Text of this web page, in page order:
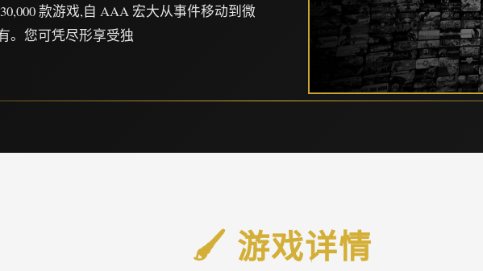
款游戏,自 AAA 宏大从事件移动到微
。您可凭尽形享受独
🖌️ 游戏详情